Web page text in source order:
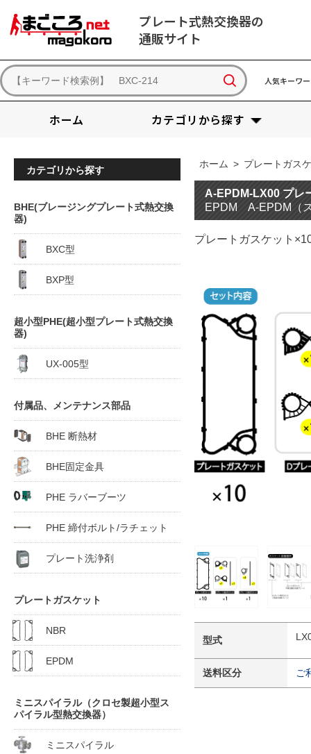
プレート式熱交換器の
通販サイト
人気キーワ
ホーム カテゴリから探す
ホーム > プレートガス
A-EPDM-LX00 プレ
EPDM A-EPDM（
プレートガスケット
型式
送料区分 ご
カテゴリから探す
BHE(ブレージングプレート式熱交換
器)
BXC型
BXP型
超小型PHE(超小型プレート式熱交換
器)
UX-005型
付属品、メンテナンス部品
BHE 断熱材
BHE固定金具
PHE ラバーブーツ
PHE 締付ボルト/ラチェット
プレート洗浄剤
プレートガスケット
NBR
EPDM
ミニスパイラル（クロセ製超小型ス
パイラル型熱交換器）
ミニスパイラル